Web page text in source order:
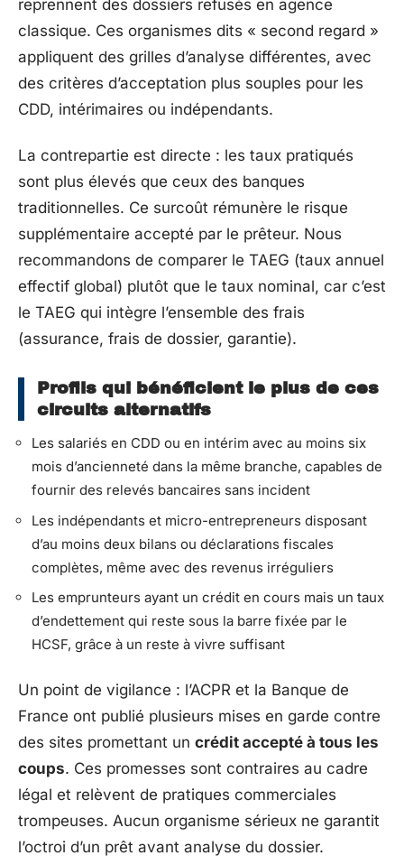
reprennent des dossiers refusés en agence
classique. Ces organismes dits « second regard »
appliquent des grilles d’analyse différentes, avec
des critères d’acceptation plus souples pour les
CDD, intérimaires ou indépendants.
La contrepartie est directe : les taux pratiqués
sont plus élevés que ceux des banques
traditionnelles. Ce surcoût rémunère le risque
supplémentaire accepté par le prêteur. Nous
recommandons de comparer le TAEG (taux annuel
effectif global) plutôt que le taux nominal, car c’est
le TAEG qui intègre l’ensemble des frais
(assurance, frais de dossier, garantie).
Profils qui bénéficient le plus de ces
circuits alternatifs
Les salariés en CDD ou en intérim avec au moins six
mois d’ancienneté dans la même branche, capables de
fournir des relevés bancaires sans incident
Les indépendants et micro-entrepreneurs disposant
d’au moins deux bilans ou déclarations fiscales
complètes, même avec des revenus irréguliers
Les emprunteurs ayant un crédit en cours mais un taux
d’endettement qui reste sous la barre fixée par le
HCSF, grâce à un reste à vivre suffisant
Un point de vigilance : l’ACPR et la Banque de
France ont publié plusieurs mises en garde contre
des sites promettant un crédit accepté à tous les
coups. Ces promesses sont contraires au cadre
légal et relèvent de pratiques commerciales
trompeuses. Aucun organisme sérieux ne garantit
l’octroi d’un prêt avant analyse du dossier.